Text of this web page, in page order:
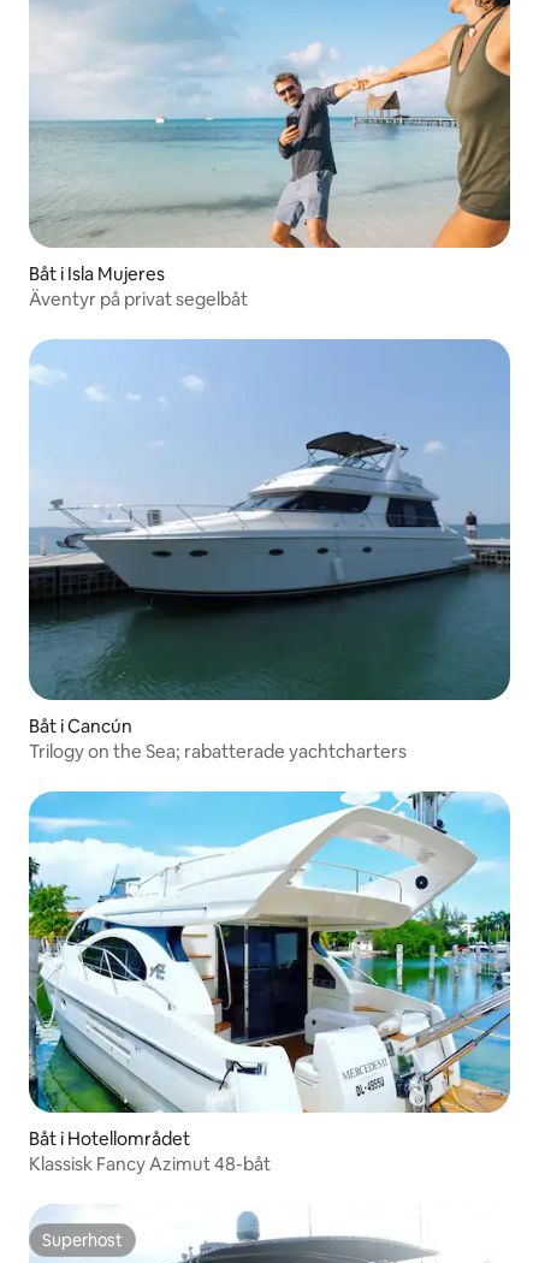
Båt i Isla Mujeres
Äventyr på privat segelbåt
Båt i Cancún
Trilogy on the Sea; rabatterade yachtcharters
Båt i Hotellområdet
Klassisk Fancy Azimut 48-båt
Superhost
Superhost